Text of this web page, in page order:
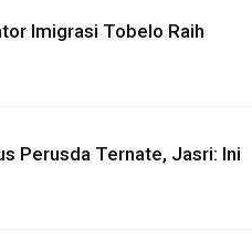
Imigrasi Tobelo Raih
Perusda Ternate, Jasri: Ini